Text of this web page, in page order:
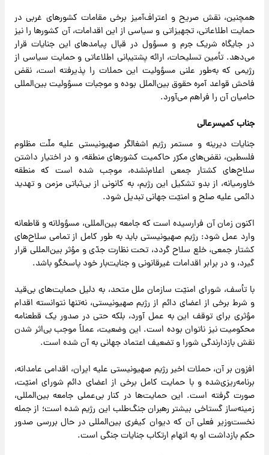
همچنین، نقش صریح و اعتراف‌آمیز برخی مقامات کشورهای غربی در
حمایت اطلاعاتی، تجهیزاتی و سیاسی از این اقدامات، آن کشورها را نیز
در جایگاه شریک جرم و مسؤول در قبال پیامدهای این جنایات قرار
می‌دهد. تأمین تسلیحات، ارائه پشتیبانی اطلاعاتی و حمایت سیاسی از
رژیمی که به‌طور علنی مسؤولیت این حملات را پذیرفته است، نقض
فاحش قواعد آمره حقوق بین‌الملل بوده و موجبات مسؤولیت بین‌المللی
حامیان آن را فراهم می‌آورد.
جناب کمیسرعالی
جنایات دیرینه و مستمر رژیم اشغالگر صهیونیستی علیه ملّت مظلوم
فلسطین، نقض‌های مکرّر حاکمیت کشور‌های منطقه، و در اختیار داشتن
سلاح‌های کشتار جمعی اعلام‌نشده، موجب شده است که منطقه
خاورمیانه، از بدو تشکیل این رژیم، به کانونی از بی‌ثباتی مزمن و تهدید
دائمی علیه صلح و امنیّت جهانی تبدیل شود.
اکنون زمان آن فرارسیده است که جامعه بین‌المللی، مسؤولانه و قاطعانه
وارد عمل شود: رژیم صهیونیستی باید به طور کامل از تمامی سلاح‌های
کشتار جمعی، خلع سلاح گردد، تحت نظارت جدّی و مؤثر بین‌المللی قرار
گیرد، و در برابر اقدامات غیرقانونی و جنایت‌بار خود پاسخگو باشد.
با تأسف، شورای امنیّت سازمان ملل متحد، به دلیل حمایت‌های بی‌قید
و شرط برخی از اعضای دائم از رژیم صهیونیستی، نه‌تنها نتوانسته اقدام
مؤثری برای توقف این به عمل آورد، بلکه حتی در صدور یک قطعنامه
محکومیت نیز ناتوان بوده است. این وضعیت، عملاً موجب بی‌اثر شدن
نقش بازدارندگی شورا و تضعیف اعتماد جهانی به آن شده است.
افزون بر آن، حملات اخیر رژیم صهیونیستی علیه ایران، اقدامی عامدانه،
برنامه‌ریزی‌شده و با حمایت کامل برخی از اعضای دائم شورای امنیّت،
صورت گرفته است. این حمایت‌ها در کنار بی‌عملی جامعه بین‌المللی،
زمینه‌ساز گستاخی بیشتر رهبران جنگ‌طلب این رژیم شده است؛ از جمله
نخست‌وزیر فعلی آن که دیوان کیفری بین‌المللی در حال بررسی صدور
حکم بازداشت او به اتهام ارتکاب جنایات جنگی است.